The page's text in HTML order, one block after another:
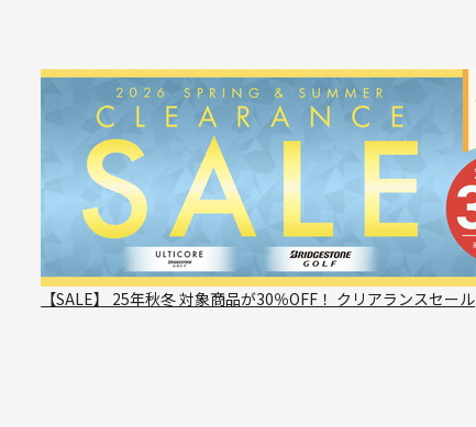
【SALE】 25年秋冬 対象商品が30％OFF！ クリアランスセール